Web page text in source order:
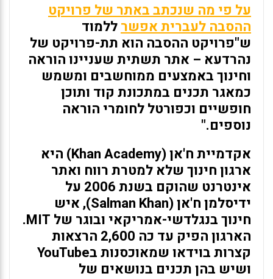
על פי מה שנכתב באתר של פרויקט
ההסבה לעברית אפשרללמוד
ש"פרויקט ההסבה הוא תת-פרויקט של
נהרדעא – אתר תשתית שעניינו הוראה
וחינוך באמצעים ממוחשבים ומשמש
כמאגר תכנים במתכונת קוד ותוכן
חופשיים וכפורטל לחומרי הוראה
נוספים."
אקדמיית ח'אן (Khan Academy)
היא
ארגון חינוך שלא למטרת רווח ואתר
אינטרנט שהוקם בשנת 2006 על
ידיסלמן ח'אן (Salman Khan), איש
חינוך בנגלדשי-אמריקאי ובוגר של MIT.
הארגון הפיק עד כה 2,600 הרצאות
קצרות בוידאו שמאוכסנות בYouTube
ושיש בהן תכנים בנושאים של